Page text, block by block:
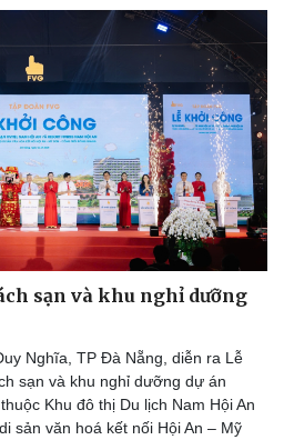
sạn và khu nghỉ dưỡng
Nghĩa, TP Đà Nẵng, diễn ra Lễ
sạn và khu nghỉ dưỡng dự án
Khu đô thị Du lịch Nam Hội An
sản văn hoá kết nối Hội An – Mỹ